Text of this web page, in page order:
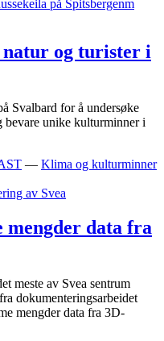
og turister i
Svalbard for å undersøke
bevare unike kulturminner i
— Klima og kulturminner
mengder data fra
meste av Svea sentrum
dokumenteringsarbeidet
mengder data fra 3D-